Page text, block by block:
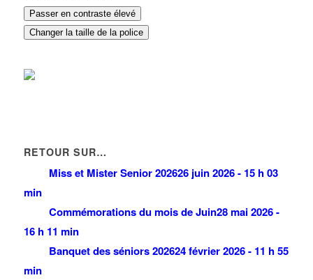
Passer en contraste élevé
Changer la taille de la police
RETOUR SUR…
Miss et Mister Senior 202626 juin 2026 - 15 h 03
min
Commémorations du mois de Juin28 mai 2026 -
16 h 11 min
Banquet des séniors 202624 février 2026 - 11 h 55
min